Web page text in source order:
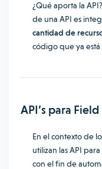
¿Qué aporta la
de una API es
cantidad de
código que ya
API’s para
En el contexto de
utilizan las API
con el fin de